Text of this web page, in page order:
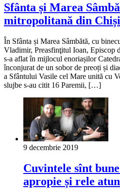
Sfânta și Marea
mitropolitană din
În Sfânta și Marea Sâmbătă, cu
Vladimir, Preasfinţitul Ioan, Episcop
s-a aflat în mijlocul enoriașilor
înconjurat de un sobor de preoți și
a Sfântului Vasile cel Mare unită cu
slujbe s-au citit 16 Paremii, […]
9 decembrie 2019
Cuvintele sînt
apropie și rele